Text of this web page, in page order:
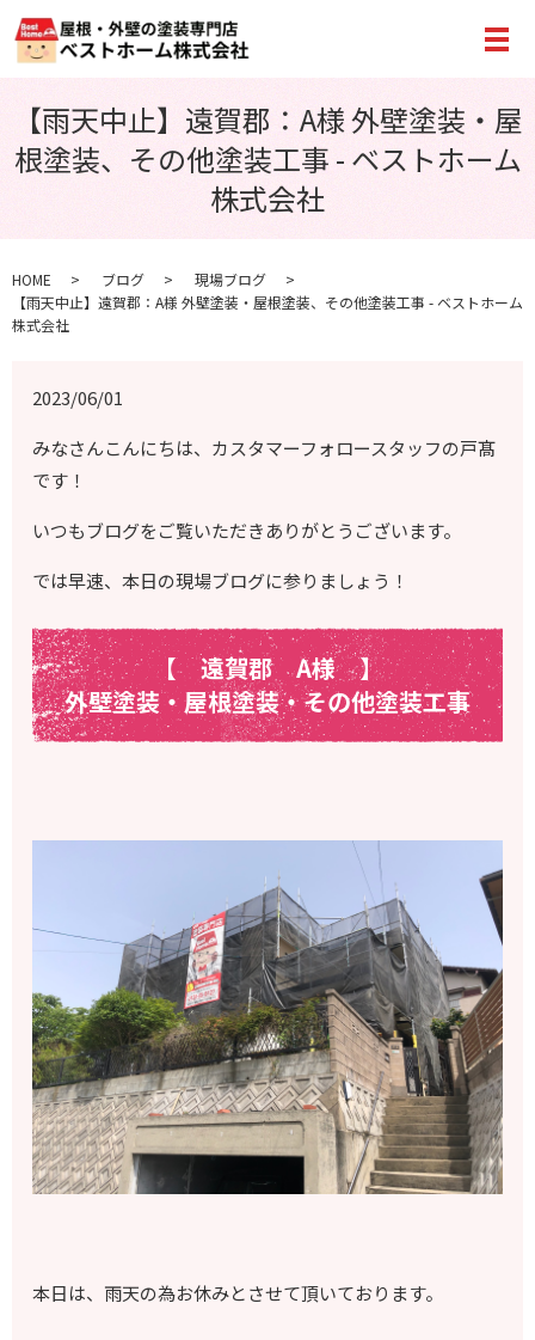
メ
【雨天中止】遠賀郡：A様 外壁塗装・屋
根塗装、その他塗装工事 - ベストホーム
株式会社
HOME ブログ
現場ブログ
【雨天中止】遠賀郡：A様 外壁塗装・屋根塗装、その他塗装工事 - ベストホーム
株式会社
2023/06/01
みなさんこんにちは、カスタマーフォロースタッフの戸髙
です！
いつもブログをご覧いただきありがとうございます。
では早速、本日の現場ブログに参りましょう！
【 遠賀郡 A様】
外壁塗装・屋根塗装・その他塗装工事
本日は、雨天の為お休みとさせて頂いております。